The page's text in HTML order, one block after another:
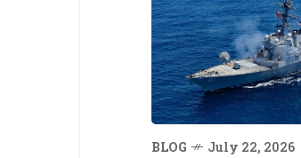
BLOG July 22, 2026